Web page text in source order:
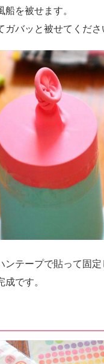
を被せます。
ガバッと被せてくださ
ンテープで貼って固
です。